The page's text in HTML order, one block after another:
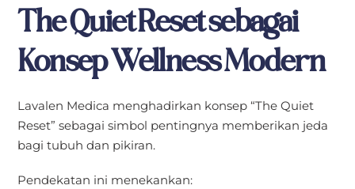
The Quiet Reset sebagai
Konsep Wellness Modern
Lavalen Medica menghadirkan konsep “The Quiet
Reset” sebagai simbol pentingnya memberikan jeda
bagi tubuh dan pikiran.
Pendekatan ini menekankan: